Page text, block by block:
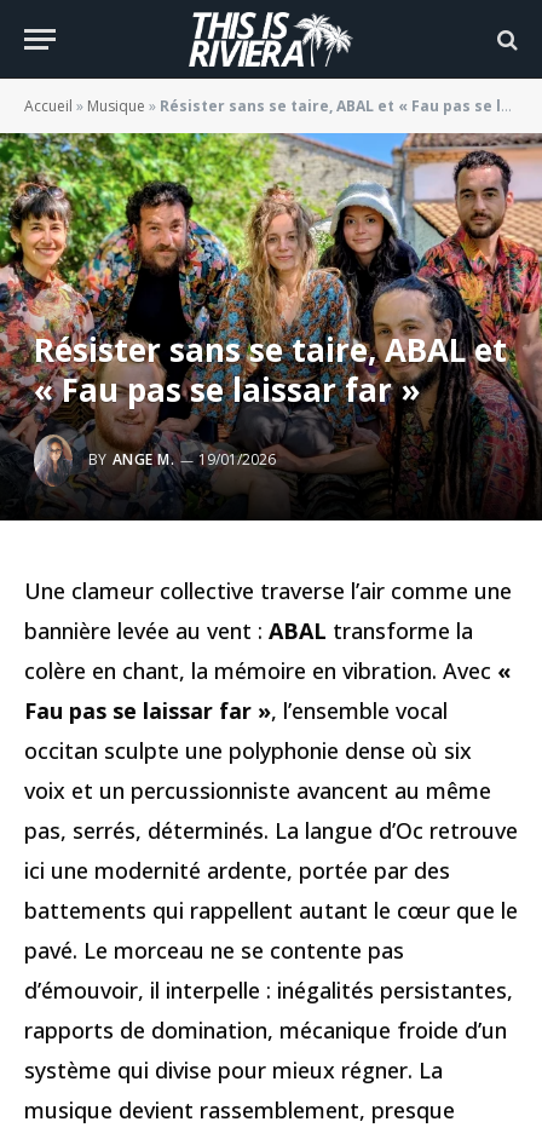
Accueil » Musique » Résister sans se taire, ABAL et « Fau pas se laissar far »
Résister sans se taire, ABAL et
« Fau pas se laissar far »
BY ANGE M. 19/01/2026
Une clameur collective traverse l’air comme une
bannière levée au vent : ABAL transforme la
colère en chant, la mémoire en vibration. Avec «
Fau pas se laissar far », l’ensemble vocal
occitan sculpte une polyphonie dense où six
voix et un percussionniste avancent au même
pas, serrés, déterminés. La langue d’Oc retrouve
ici une modernité ardente, portée par des
battements qui rappellent autant le cœur que le
pavé. Le morceau ne se contente pas
d’émouvoir, il interpelle : inégalités persistantes,
rapports de domination, mécanique froide d’un
système qui divise pour mieux régner. La
musique devient rassemblement, presque